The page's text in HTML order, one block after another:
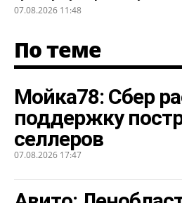
07.08.2026 11:48
По теме
Мойка78: Сбер
поддержку
селлеров
07.08.2026 17:47